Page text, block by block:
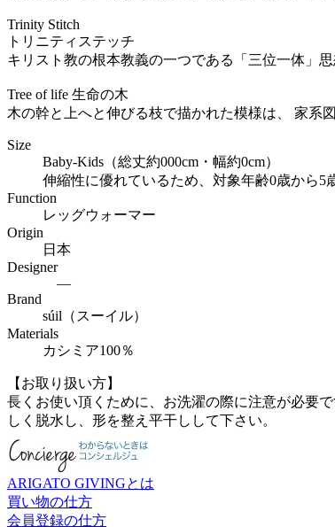
Trinity Stitch
トリニティステッチ
キリスト教の根本教義の一つである「三位一体」
Tree of life 生命の木
木の幹と上へと伸びる枝で描かれた模様は、 家系
Size
Baby-Kids（総丈約000cm・幅約0cm）
伸縮性に優れているため、対象年齢0歳から5
Function
レッグウォーマー
Origin
日本
Designer
―
Brand
súil（スーイル）
Materials
カシミア100％
【お取り扱い方】
長くお使い頂くために、お洗濯の際に注意が必要
しく脱水し、形を整え平干しして下さい。
ARIGATO GIVINGとは
買い物の仕方
会員登録の仕方